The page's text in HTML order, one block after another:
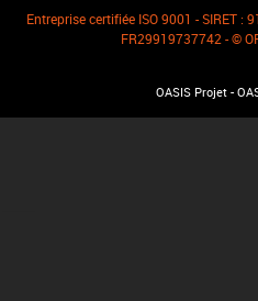
Entreprise certifiée ISO 9001 - SIRET :
FR29919737742 - ©
OASIS Projet -